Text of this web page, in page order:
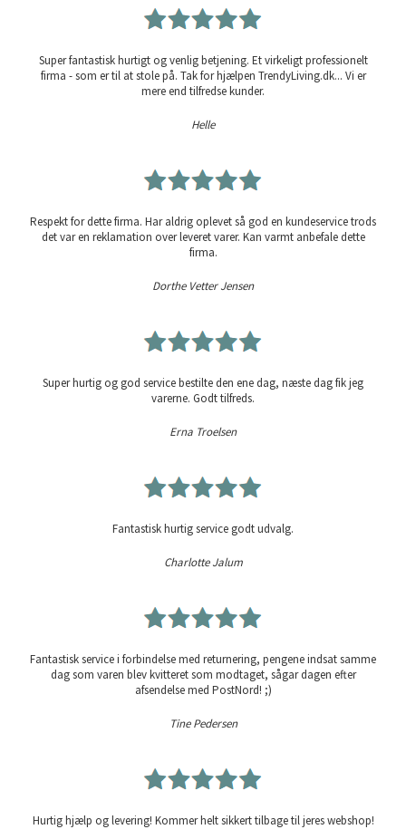
Super fantastisk hurtigt og venlig betjening. Et virkeligt professionelt
firma - som er til at stole på. Tak for hjælpen TrendyLiving.dk... Vi er
mere end tilfredse kunder.
Helle
Respekt for dette firma. Har aldrig oplevet så god en kundeservice trods
det var en reklamation over leveret varer. Kan varmt anbefale dette
firma.
Dorthe Vetter Jensen
Super hurtig og god service bestilte den ene dag, næste dag fik jeg
varerne. Godt tilfreds.
Erna Troelsen
Fantastisk hurtig service godt udvalg.
Charlotte Jalum
Fantastisk service i forbindelse med returnering, pengene indsat samme
dag som varen blev kvitteret som modtaget, sågar dagen efter
afsendelse med PostNord! ;)
Tine Pedersen
Hurtig hjælp og levering! Kommer helt sikkert tilbage til jeres webshop!